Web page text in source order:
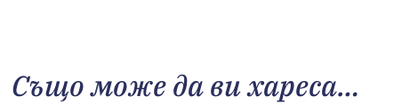
Също може да ви хареса…